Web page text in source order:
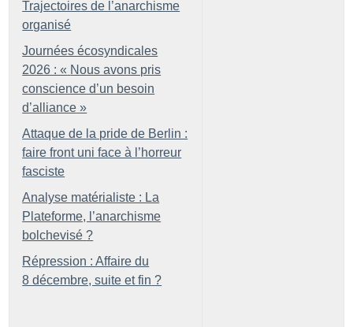
Trajectoires de l’anarchisme
organisé
Journées écosyndicales
2026 : « Nous avons pris
conscience d’un besoin
d’alliance »
Attaque de la pride de Berlin :
faire front uni face à l’horreur
fasciste
Analyse matérialiste : La
Plateforme, l’anarchisme
bolchevisé ?
Répression : Affaire du
8 décembre, suite et fin ?